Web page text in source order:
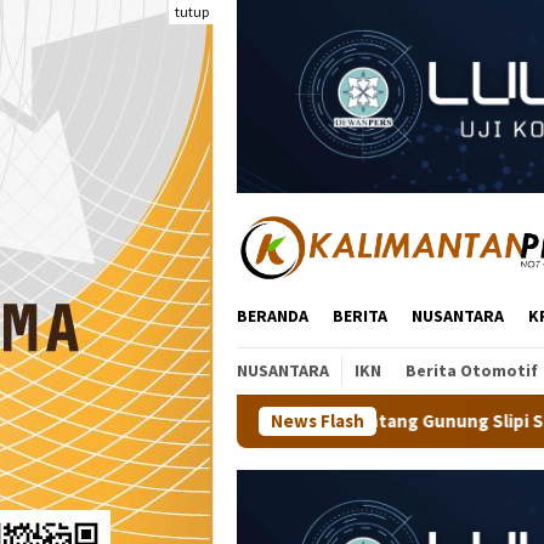
tutup
BERANDA BERITA NUSANTARA
NUSANTARA IKN Berita Otomotif
News Flash
Jajal Trek Menantang Gunung Slipi Sejauh 7,5 Km Bareng 600